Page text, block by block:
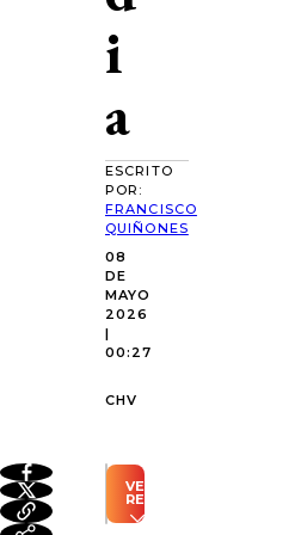
i
a
ESCRITO
POR:
FRANCISCO
QUIÑONES
08
DE
MAYO
2026
|
00:27
CHV
VER
RESUMEN